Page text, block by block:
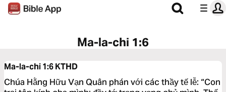
Ma-la-chi 1:6
Ma-la-chi 1:6KTHD
Chúa Hằng Hữu Vạn Quân phán với các thầy tế lễ: “Con